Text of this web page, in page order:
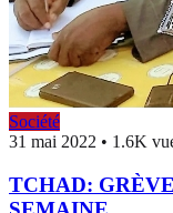
Société
31 mai 2022 • 1.6K
TCHAD: